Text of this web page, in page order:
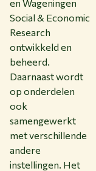
en Wageningen
Social & Economic
Research
ontwikkeld en
beheerd.
Daarnaast wordt
op onderdelen
ook
samengewerkt
met verschillende
andere
instellingen. Het